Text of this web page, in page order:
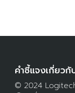
คำชี้แจงเกี่ยวกั
© 2024